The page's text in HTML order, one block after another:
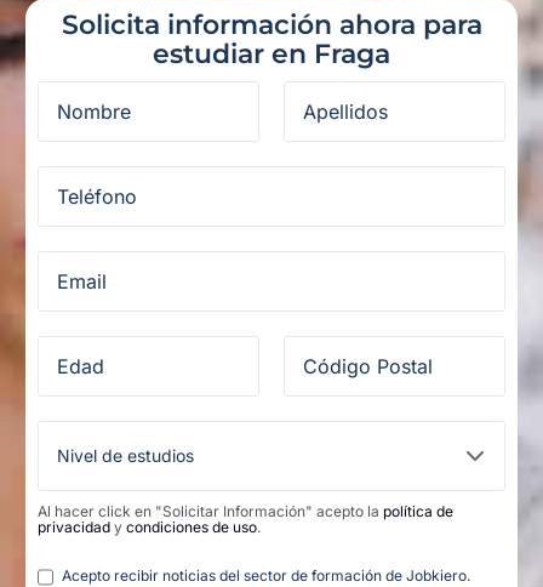
Solicita información ahora para
estudiar en Fraga
Al hacer click en "Solicitar Información" acepto la política de
privacidad y condiciones de uso.
Legal
Acepto recibir noticias del sector de formación de Jobkiero.